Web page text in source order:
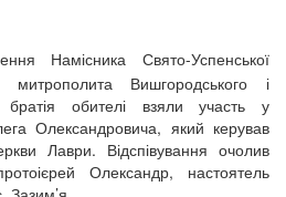
камери
трансляции
трансляции
трансляции
трансляции
трансляции
Намісника Свято-Успенської
митрополита Вишгородського і
братія обителі взяли участь у
Олександровича, який керував
Лаври. Відспівування очолив
Олександр, настоятель